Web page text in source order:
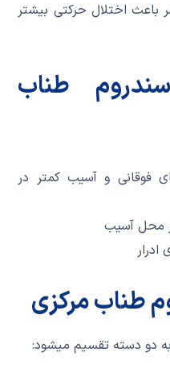
باعث اختلال حرکتی بیشتر
طناب
فوقانی و آسیب کمتر در
محل آسیب
ادرار
طناب مرکزی
دو دسته تقسیم میشود: